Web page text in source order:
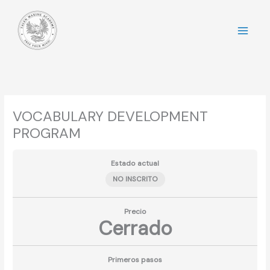
contenido
VOCABULARY DEVELOPMENT
PROGRAM
Estado actual
NO INSCRITO
Precio
Cerrado
Primeros pasos